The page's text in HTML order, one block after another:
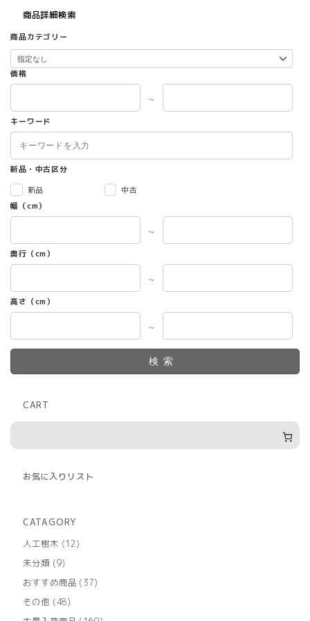
商品詳細検索
商品カテゴリー
価格
～
キーワード
新品・中古区分
新品
中古
幅（cm）
～
奥行（cm）
～
高さ（cm）
～
検索
CART
お気に入りリスト
CATAGORY
人工樹木
1212
商
未分類 99
の
商
おすすめ商品 3737
その他 4848